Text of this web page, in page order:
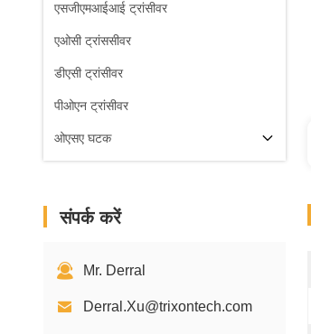
एसजीएमआईआई ट्रांसीवर
एओसी ट्रांससीवर
डीएसी ट्रांसीवर
पीओएन ट्रांसीवर
ओएसए घटक
संपर्क करें
Mr. Derral
Derral.Xu@trixontech.com